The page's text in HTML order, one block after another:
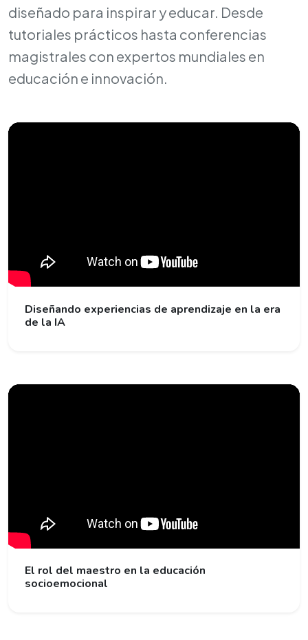
diseñado para inspirar y educar. Desde
tutoriales prácticos hasta conferencias
magistrales con expertos mundiales en
educación e innovación.
Diseñando experiencias de aprendizaje en la era
de la IA
El rol del maestro en la educación
socioemocional